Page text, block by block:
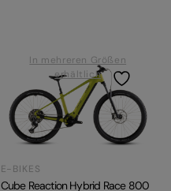
In mehreren Größen
erhältlich
E-BIKES
Cube Reaction Hybrid Race 800